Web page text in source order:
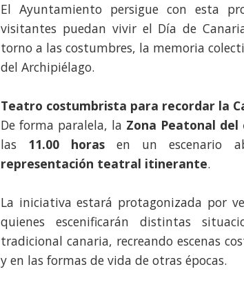
El Ayuntamiento persigue con esta
visitantes puedan vivir el Día de
torno a las costumbres, la memoria
del Archipiélago.
Teatro costumbrista para recordar la
De forma paralela, la Zona Peatonal del
las 11.00 horas en un escenario
representación teatral itinerante.
La iniciativa estará protagonizada por
quienes escenificarán distintas
tradicional canaria, recreando escenas
y en las formas de vida de otras épocas.